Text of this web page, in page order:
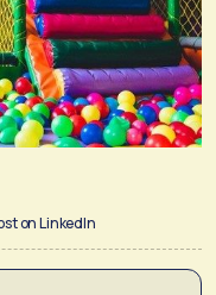
on LinkedIn